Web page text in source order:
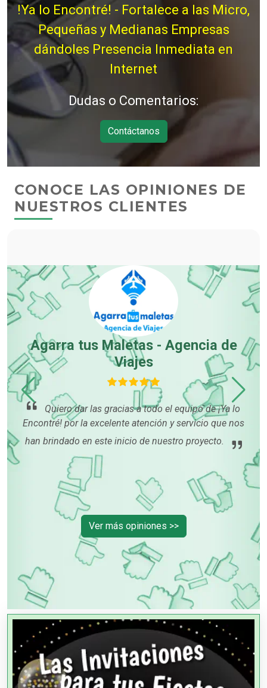
!Ya lo Encontré! - Fortalece a las Micro,
Pequeñas y Medianas Empresas
dándoles Presencia Inmediata en
Internet
Dudas o Comentarios:
Contáctanos
CONOCE LAS OPINIONES DE
NUESTROS CLIENTES
su
Agarra tus Maletas - Agencia de
Viajes
Quiero dar las gracias a todo el equipo de ¡Ya lo
Encontré! por la excelente atención y servicio que nos
han brindado en este inicio de nuestro proyecto.
Ver más opiniones >>
OTROS NEGOCIOS